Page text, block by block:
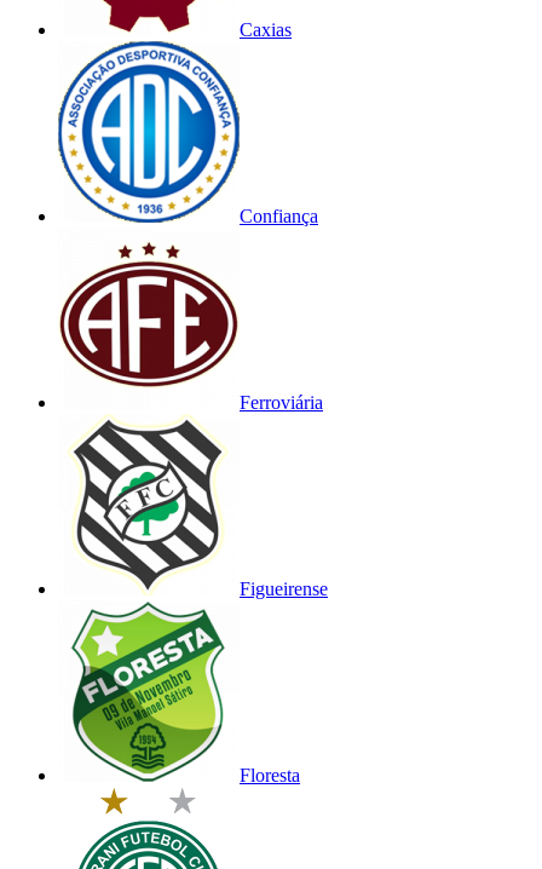
Caxias
Confiança
Ferroviária
Figueirense
Floresta